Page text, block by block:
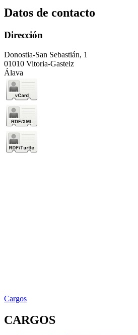
Datos de contacto
Dirección
Donostia-San Sebastián, 1
01010 Vitoria-Gasteiz
Álava
Cargos
CARGOS